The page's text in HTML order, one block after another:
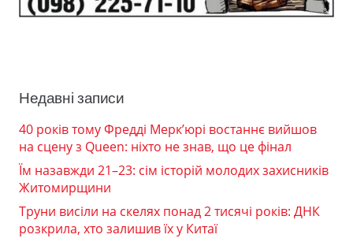
Недавні записи
40 років тому Фредді Мерк’юрі востаннє вийшов
на сцену з Queen: ніхто не знав, що це фінал
Їм назавжди 21–23: сім історій молодих захисників
Житомирщини
Труни висіли на скелях понад 2 тисячі років: ДНК
розкрила, хто залишив їх у Китаї